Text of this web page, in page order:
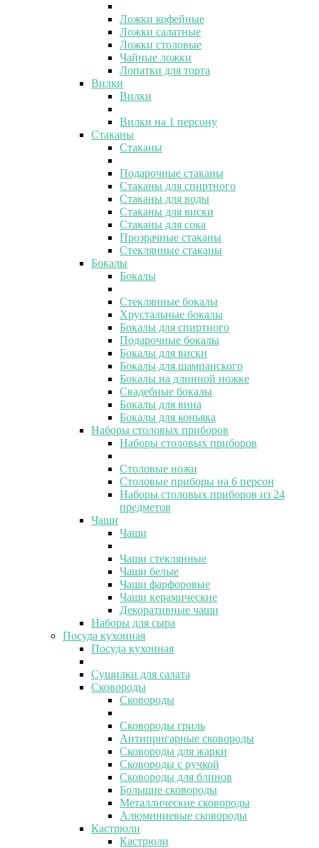
Ложки кофейные
Ложки салатные
Ложки столовые
Чайные ложки
Лопатки для торта
Вилки
Вилки
Вилки на 1 персону
Стаканы
Стаканы
Подарочные стаканы
Стаканы для спиртного
Стаканы для воды
Стаканы для виски
Стаканы для сока
Прозрачные стаканы
Стеклянные стаканы
Бокалы
Бокалы
Стеклянные бокалы
Хрустальные бокалы
Бокалы для спиртного
Подарочные бокалы
Бокалы для виски
Бокалы для шампанского
Бокалы на длинной ножке
Свадебные бокалы
Бокалы для вина
Бокалы для коньяка
Наборы столовых приборов
Наборы столовых приборов
Столовые ножи
Столовые приборы на 6 персон
Наборы столовых приборов из 24
предметов
Чаши
Чаши
Чаши стеклянные
Чаши белые
Чаши фарфоровые
Чаши керамические
Декоративные чаши
Наборы для сыра
Посуда кухонная
Посуда кухонная
Сушилки для салата
Сковороды
Сковороды
Сковороды гриль
Антипригарные сковороды
Сковороды для жарки
Сковороды с ручкой
Сковороды для блинов
Большие сковороды
Металлические сковороды
Алюминиевые сковороды
Кастрюли
Кастрюли